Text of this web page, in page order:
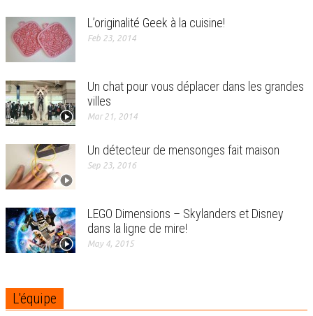
L’originalité Geek à la cuisine!
Feb 23, 2014
Un chat pour vous déplacer dans les grandes
villes
Mar 21, 2014
Un détecteur de mensonges fait maison
Sep 23, 2016
LEGO Dimensions – Skylanders et Disney
dans la ligne de mire!
May 4, 2015
L'équipe